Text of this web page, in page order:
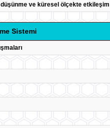
ve küresel ölçekte
Sistemi